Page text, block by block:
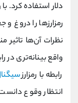
دلار استفاده کرد.
رمزارزها را دروغ
نظرات آن‌ها تاثیر
واقع بینانه‌تری در
رابطه با رمزارز
انتظار وقوع دانست